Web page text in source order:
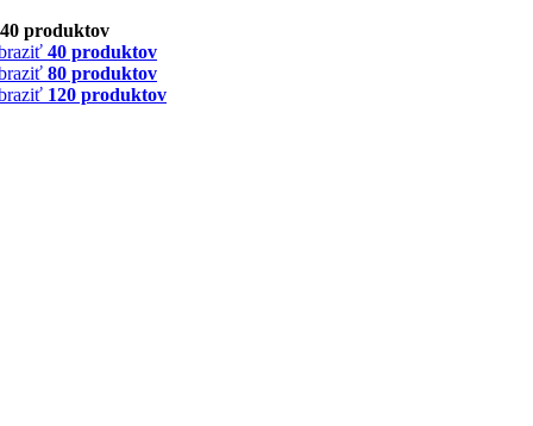
40 produktov
40 produktov
80 produktov
120 produktov